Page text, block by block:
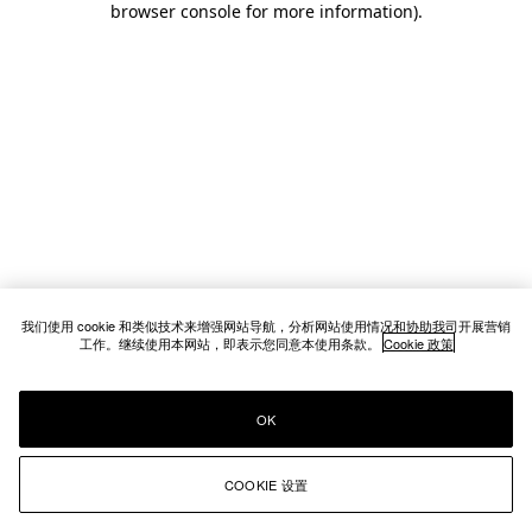
browser console for more information).
我们使用 cookie 和类似技术来增强网站导航，分析网站使用情况和协助我司开展营销
工作。继续使用本网站，即表示您同意本使用条款。 Cookie 政策
COOKIE 设置
OK